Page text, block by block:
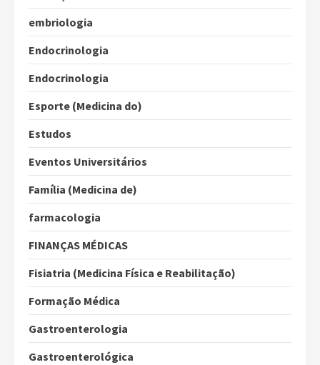
embriologia
Endocrinologia
Endocrinologia
Esporte (Medicina do)
Estudos
Eventos Universitários
Família (Medicina de)
farmacologia
FINANÇAS MÉDICAS
Fisiatria (Medicina Física e Reabilitação)
Formação Médica
Gastroenterologia
Gastroenterológica